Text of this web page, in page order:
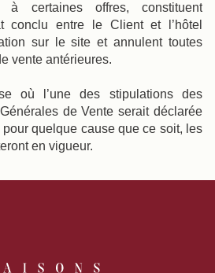
à certaines offres, constituent
conclu entre le Client et l’hôtel
sur le site et annulent toutes
vente antérieures.
où l’une des stipulations des
de Vente serait déclarée
quelque cause que ce soit, les
en vigueur.